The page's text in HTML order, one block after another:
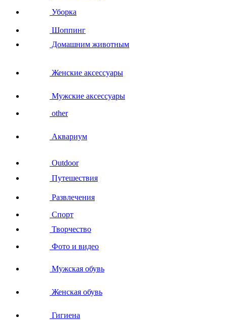
Уборка
Шоппинг
Домашним животным
Женские аксессуары
Мужские аксессуары
other
Аквариум
Outdoor
Путешествия
Развлечения
Спорт
Творчество
Фото и видео
Мужская обувь
Женская обувь
Гигиена